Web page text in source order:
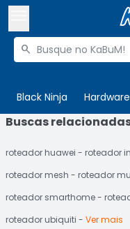
Buscar produtos

Black Ninja Hardware

 Departamentos
Cupons
Mais Vendidos
Buscas
roteador huawei roteador
roteador mesh
roteador
roteador smarthome
roteador ubiquiti
Ver mais